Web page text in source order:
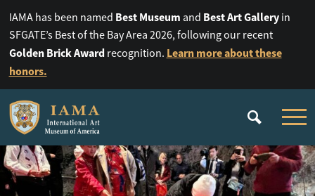
IAMA has been named Best Museum and Best Art Galleryin
SFGATE’s Best of the Bay Area 2026, following our recent
Golden Brick Awardrecognition. Learn more about these
honors.